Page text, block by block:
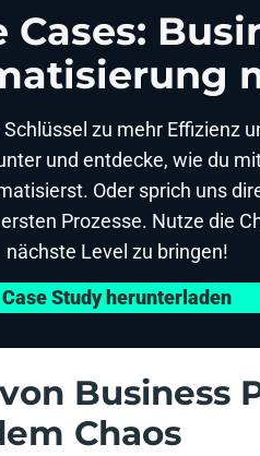
Cases:
zu mehr Effizienz
und entdecke, wie du
Oder sprich uns
Prozesse. Nutze die
nächste Level zu bringen!
Case Study herunterladen
Business
Chaos